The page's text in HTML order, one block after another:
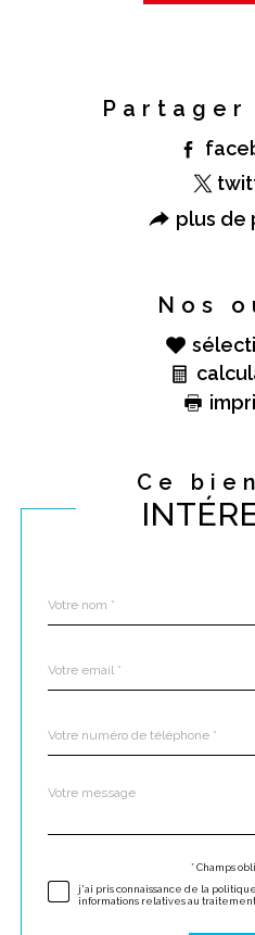
Partager
plus de
Nos
Ce
*
*
*
Fieldset
Message
* Champs
j'ai pris connaissance de la
informations relatives au